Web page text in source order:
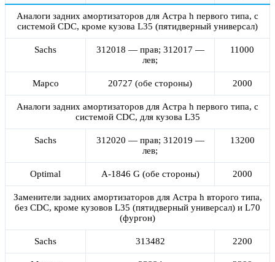
Аналоги задних амортизаторов для Астра h первого типа, с
системой CDC, кроме кузова L35 (пятидверный универсал)
Sachs
312018 — прав; 312017 —
лев;
11000
Mapco 20727 (обе стороны) 2000
Аналоги задних амортизаторов для Астра h первого типа, с
системой CDC, для кузова L35
Sachs
312020 — прав; 312019 —
лев;
13200
Optimal A-1846 G (обе стороны) 2000
Заменители задних амортизаторов для Астра h второго типа,
без CDC, кроме кузовов L35 (пятидверный универсал) и L70
(фургон)
Sachs 313482 2200